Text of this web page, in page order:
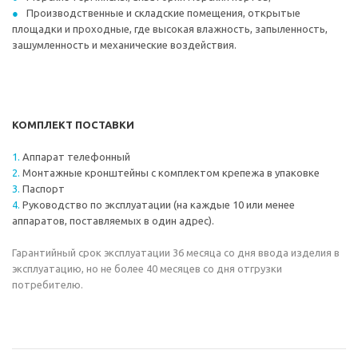
Производственные и складские помещения, открытые
площадки и проходные, где высокая влажность, запыленность,
зашумленность и механические воздействия.
КОМПЛЕКТ ПОСТАВКИ
Аппарат телефонный
Монтажные кронштейны с комплектом крепежа в упаковке
Паспорт
Руководство по эксплуатации (на каждые 10 или менее
аппаратов, поставляемых в один адрес).
Гарантийный срок эксплуатации 36 месяца со дня ввода изделия в
эксплуатацию, но не более 40 месяцев со дня отгрузки
потребителю.